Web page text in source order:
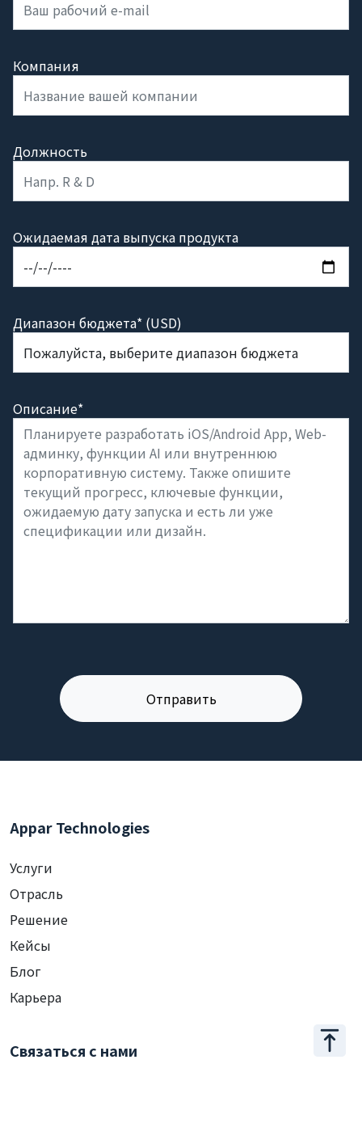
Компания
Должность
Ожидаемая дата выпуска продукта
Диапазон бюджета* (USD)
Описание*
Appar Technologies
Услуги
Отрасль
Решение
Кейсы
Блог
Карьера
Связаться с нами